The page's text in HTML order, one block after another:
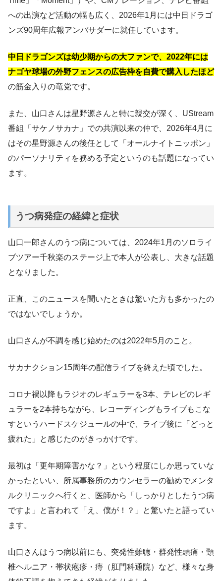
への出演など活動の幅も広く、2026年1月には中日ドラゴ
ンズ90周年広報アンバサダーに就任しています。
中日ドラゴンズは幼少期からの大ファンで、2022年には
ナゴヤ球場の外野フェンスの広告枠を自費で購入したほど
の筋金入りの竜党です。
また、山口さんは星野源さんと特に親交が深く、UStream
番組「サケノサカナ」での共演以来の仲で、2026年4月に
はその星野源さんの後任として「オールナイトニッポン」
のパーソナリティを務める予定というのも話題になってい
ます。
うつ病発症の経緯と症状
山口一郎さんのうつ病については、2024年1月のソロライ
ブツアー千秋楽のステージ上で本人が公表し、大きな話題
となりました。
正直、このニュースを聞いたときは驚いた方も多かったの
ではないでしょうか。
山口さんが不調を感じ始めたのは2022年5月のこと。
サカナクション15周年の配信ライブを終えた頃でした。
コロナ禍以降もラジオのレギュラーを3本、テレビのレギ
ュラーを2本持ちながら、レコーディングもライブもこな
すというハードスケジュールの中で、ライブ後に「どっと
疲れた」と感じたのがきっかけです。
最初は「更年期障害かな？」という程度にしか思っていな
かったといい、所属事務所のカウンセラーの勧めでメンタ
ルクリニックへ行くと、医師から「しっかりとしたうつ病
ですよ」と言われて「え、僕が！？」と驚いたと語ってい
ます。
山口さんはうつ病以前にも、突発性難聴・群発性頭痛・頸
椎ヘルニア・帯状疱疹・痔（肛門科通院）など、様々な身